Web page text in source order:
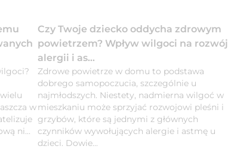
w
ni...
Czy Twoje dziecko oddycha zdrowym
powietrzem? Wpływ wilgoci na rozwój
alergii i as...
Zdrowe powietrze w domu to podstawa
dobrego samopoczucia, szczególnie u
najmłodszych. Niestety, nadmierna wilgoć w
mieszkaniu może sprzyjać rozwojowi pleśni i
grzybów, które są jednymi z głównych
czynników wywołujących alergie i astmę u
dzieci. Dowie...